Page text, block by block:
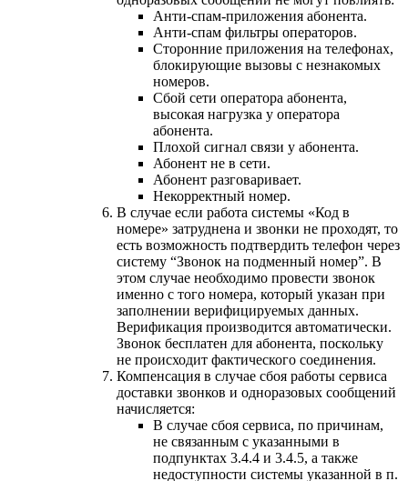
Анти-спам-приложения абонента.
Анти-спам фильтры операторов.
Сторонние приложения на телефонах,
блокирующие вызовы с незнакомых
номеров.
Сбой сети оператора абонента,
высокая нагрузка у оператора
абонента.
Плохой сигнал связи у абонента.
Абонент не в сети.
Абонент разговаривает.
Некорректный номер.
В случае если работа системы «Код в
номере» затруднена и звонки не проходят, то
есть возможность подтвердить телефон через
систему “Звонок на подменный номер”. В
этом случае необходимо провести звонок
именно с того номера, который указан при
заполнении верифицируемых данных.
Верификация производится автоматически.
Звонок бесплатен для абонента, поскольку
не происходит фактического соединения.
Компенсация в случае сбоя работы сервиса
доставки звонков и одноразовых сообщений
начисляется:
В случае сбоя сервиса, по причинам,
не связанным с указанными в
подпунктах 3.4.4 и 3.4.5, а также
недоступности системы указанной в п.